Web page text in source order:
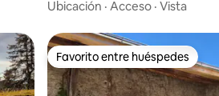
Ubicación · Acceso · Vista
Favorito entre huéspedes
Favorito entre huéspedes